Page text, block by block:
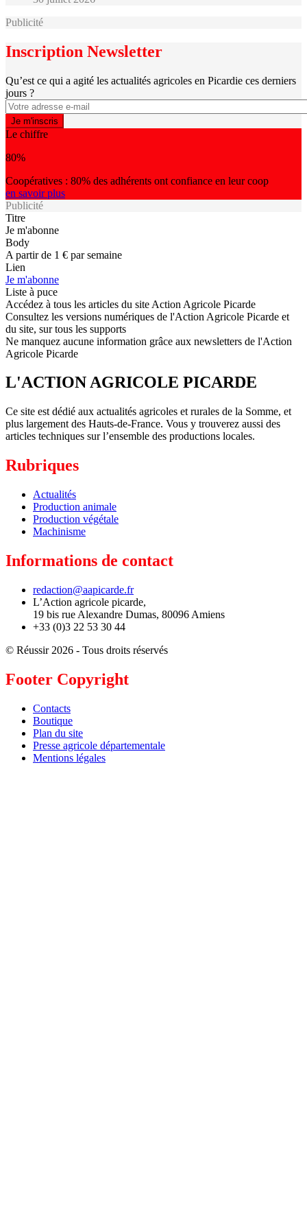
Publicité
Inscription Newsletter
Qu’est ce qui a agité les actualités agricoles en Picardie ces derniers
jours ?
Le chiffre
80%
Coopératives : 80% des adhérents ont confiance en leur coop
en savoir plus
Publicité
Titre
Je m'abonne
Body
A partir de 1 € par semaine
Lien
Je m'abonne
Liste à puce
Accédez à tous les articles du site Action Agricole Picarde
Consultez les versions numériques de l'Action Agricole Picarde et
du site, sur tous les supports
Ne manquez aucune information grâce aux newsletters de l'Action
Agricole Picarde
L'ACTION AGRICOLE PICARDE
Ce site est dédié aux actualités agricoles et rurales de la Somme, et
plus largement des Hauts-de-France. Vous y trouverez aussi des
articles techniques sur l’ensemble des productions locales.
Rubriques
Actualités
Production animale
Production végétale
Machinisme
Informations de contact
redaction@aapicarde.fr
L’Action agricole picarde,
19 bis rue Alexandre Dumas, 80096 Amiens
+33 (0)3 22 53 30 44
© Réussir 2026 - Tous droits réservés
Footer Copyright
Contacts
Boutique
Plan du site
Presse agricole départementale
Mentions légales